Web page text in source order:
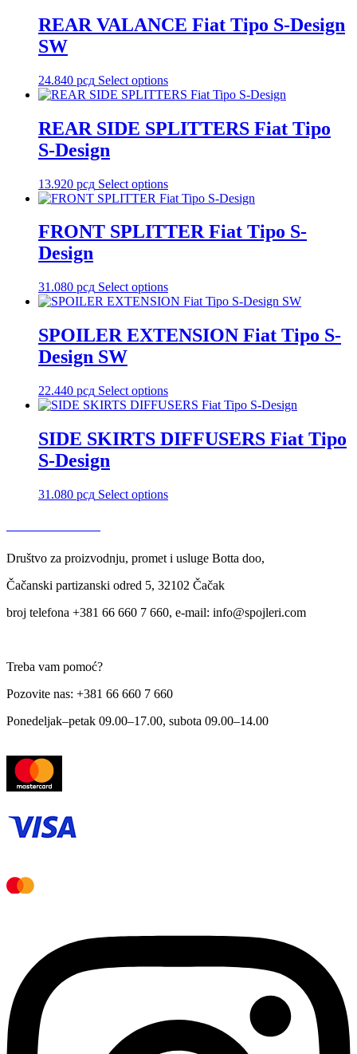
REAR VALANCE Fiat Tipo S-Design
SW
24.840 рсд Select options
REAR SIDE SPLITTERS Fiat Tipo
S-Design
13.920 рсд Select options
FRONT SPLITTER Fiat Tipo S-
Design
31.080 рсд Select options
SPOILER EXTENSION Fiat Tipo S-
Design SW
22.440 рсд Select options
SIDE SKIRTS DIFFUSERS Fiat Tipo
S-Design
31.080 рсд Select options
Društvo za proizvodnju, promet i usluge Botta doo,
Čačanski partizanski odred 5, 32102 Čačak
broj telefona +381 66 660 7 660, e-mail: info@spojleri.com
Treba vam pomoć?
Pozovite nas: +381 66 660 7 660
Ponedeljak–petak 09.00–17.00, subota 09.00–14.00